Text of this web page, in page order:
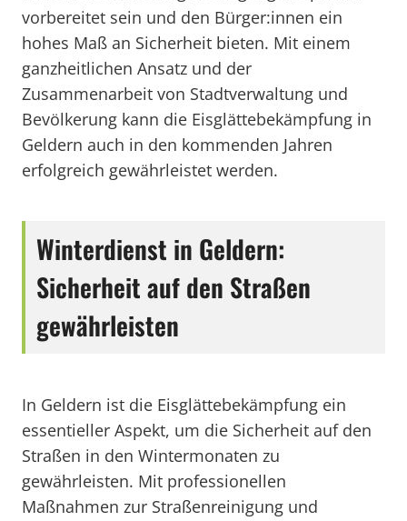
vorbereitet sein und den Bürger:innen ein
hohes Maß an Sicherheit bieten. Mit einem
ganzheitlichen Ansatz und der
Zusammenarbeit von Stadtverwaltung und
Bevölkerung kann die Eisglättebekämpfung in
Geldern auch in den kommenden Jahren
erfolgreich gewährleistet werden.
Winterdienst in Geldern:
Sicherheit auf den Straßen
gewährleisten
In Geldern ist die Eisglättebekämpfung ein
essentieller Aspekt, um die Sicherheit auf den
Straßen in den Wintermonaten zu
gewährleisten. Mit professionellen
Maßnahmen zur Straßenreinigung und